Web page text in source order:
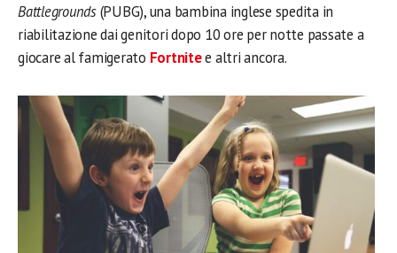
Battlegrounds(PUBG), una bambina inglese spedita in
riabilitazione dai genitori dopo 10 ore per notte passate a
giocare al famigerato Fortnitee altri ancora.